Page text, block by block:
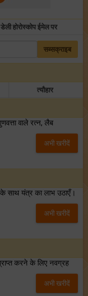
डेली होरोस्कोप ईमेल पर
सब्सक्राइब
त्यौहार
वाले रत्न, लैब
अभी खरीदें
साथ यंत्र का लाभ उठाएँ।
अभी खरीदें
करने के लिए नवग्रह
अभी खरीदें